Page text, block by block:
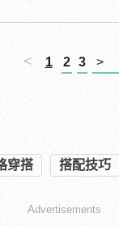
< 1 2 3 >
穿搭 搭配技巧
Advertisements